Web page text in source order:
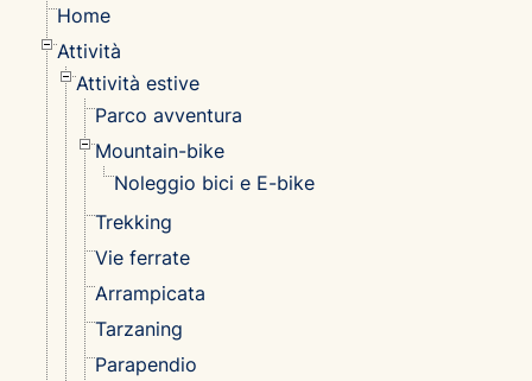
Home
Attività
Attività estive
Parco avventura
Mountain-bike
Noleggio bici e E-bike
Trekking
Vie ferrate
Arrampicata
Tarzaning
Parapendio